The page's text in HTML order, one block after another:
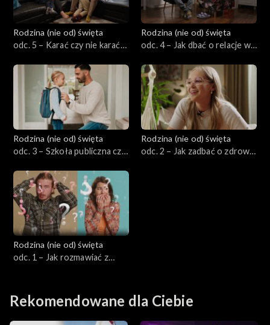
Rodzina (nie od) święta
odc. 5 – Karać czy nie karać?
bez przemocy?
Rodzina (nie od) święta
odc. 4 – Jak dbać o relacje w
Rodzina (nie od) święta
odc. 3 – Szkoła publiczna czy
Rodzina (nie od) święta
odc. 2 – Jak zadbać o zdrowie
Rodzina (nie od) święta
odc. 1 – Jak rozmawiać z
Rekomendowane dla Ciebie